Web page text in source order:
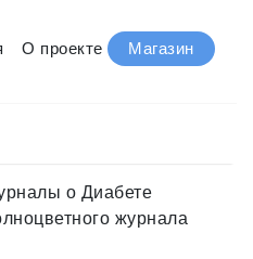
О проекте Магазин
о Диабете
журнала